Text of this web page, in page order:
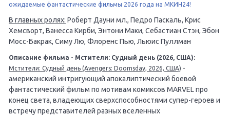
ожидаемые фантастические фильмы 2026 года на МКИН24!
В главных ролях: Роберт Дауни мл., Педро Паскаль, Крис
Хемсворт, Ванесса Кирби, Энтони Маки, Себастиан Стэн, Эбон
Мосс-Бакрак, Симу Лю, Флоренс Пью, Льюис Пуллман
Описание фильма - Мстители: Судный день (2026, США):
Мстители: Судный день (Avengers: Doomsday, 2026, США) -
американский интригующий апокалиптический боевой
фантастический фильм по мотивам комиксов MARVEL про
конец света, владеющих сверхспособностями супер-героев и
встречу представителей разных вселенных